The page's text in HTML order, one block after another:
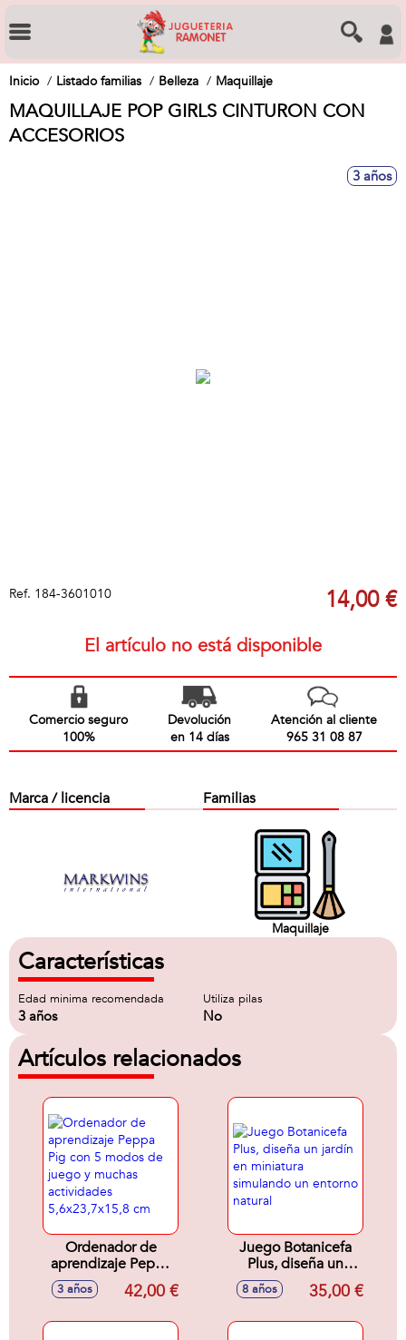
Inicio Listado familias Belleza Maquillaje
MAQUILLAJE POP GIRLS CINTURON CON
ACCESORIOS
3 años
Ref. 184-3601010 14,00 €
El artículo no está disponible
Comercio seguro
100%
Devolución
en 14 días
Atención al cliente
965 31 08 87
Marca / licencia Familias
Maquillaje
Características
Edad minima recomendada
3 años
Utiliza pilas
No
Artículos relacionados
Ordenador de
aprendizaje Peppa
Pig con 5 modos
de juego y muchas
3 años 42,00 €
Juego Botanicefa
Plus, diseña un
jardín en miniatura
simulando un
8 años 35,00 €